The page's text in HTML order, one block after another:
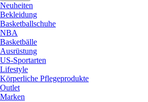
Neuheiten
Bekleidung
Basketballschuhe
NBA
Basketbälle
Ausrüstung
US-Sportarten
Lifestyle
Körperliche Pflegeprodukte
Outlet
Marken